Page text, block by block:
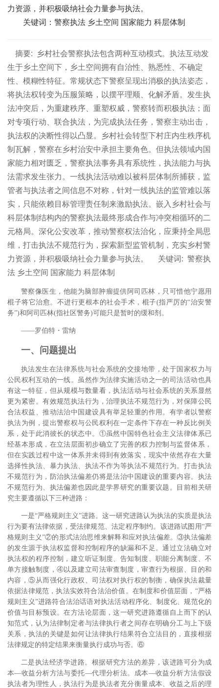
力资源，并积极吸纳社会力量参与执法。
关键词：警察执法 乡土空间 国家能力 科层体制
摘要:
乡村社会警察执法包含两种互动模式。执法互动发
生于乡土空间下，乡土空间拥有自治性、熟悉性、不确定
性、模糊性特征。常规状态下警察呈现出消极的执法姿态，
将执法权转变为压服策略，以摆平理顺、化解矛盾。发生执
法冲突后，为重建秩序、重塑权威，警察转而积极执法；面
对专项行动、联合执法，为完成执法任务，警察主动出击，
执法权的决断性得以凸显。乡村社会转型下村庄内生秩序机
制瓦解，警察在乡村治安中承担主要角色。但执法领域内国
家能力相对匮乏，警察执法事务具有系统性，执法能力与执
法需求发生张力。一线执法活动难以被科层体制所捕获，监
管者与执法者之间信息不对称，针对一线执法的监管难以落
实，只能依赖目标管理责任制来激励执法。嵌入乡村社会与
科层体制结构内的警察执法最终形成合作与冲突相循环的二
元格局。深化公安改革，推动警察权法治化，应秉持全局思
维，打击执法不规范行为，探索新型监管机制，充实乡村警
力资源，并积极吸纳社会力量参与执法。
关键词: 警察执
法 乡土空间 国家能力 科层体制
警察像医生，他能为脑部肿瘤提供阿司匹林，只可惜他宁愿用
棍子将它治愈。不进行更根本的社会手术，棍子(指严厉的“治安警
务”)和阿司匹林(指社区警务)可能只是暂时的缓和剂。
――罗伯特・雷纳
一、问题提出
执法发生在法律系统与社会系统的交接地带，处于国家权力与
公民权利互动的一线。虽然作为法律实施活动之一的司法活动也具
有这一特征，但从规模与数量看，执法活动与社会系统的关系显然
更为紧密。有效规范执法行为，治理执法不规范行为，对保障公民
合法权益、推动法治中国建设具有举足轻重的作用。有学者以警察
执法为例，提出警察权与公民权利在一定条件下存在一种反比例关
系，处于此消彼长的状态中。①虽然中国特色社会主义法律体系已
经基本形成，在立法层面初步确立了完善的权力控制与监督体系，
但在实践过程中这一体系并未得到有效落实，现实中依然存在大量
选择性执法、暴力执法、执法不作为等执法不规范行为。打击执法
不规范行为，防治执法偏差仍将是法治中国建设的重要内容。执法
不规范行为、执法偏差也因此是学界研究的重要议题。目前相关研
究主要遵循以下三种进路：
一是“严格规则主义”进路。这一研究进路认为执法的实质是执法
行为要有法律依据，受法律规范、法定程序制约。该进路试图用“严
格规则主义”②的形式法治思维来解释和应对执法偏差。③执法偏差
的发生源于执法权监督和控制程序的缺漏和不足。通过立法确立对
执法权的程序控制，建立听证制度、告知制度、职能分离制度、不
单方接触制度，④以及建立司法审查制度，审查行为根据、目的和
内容，⑤从而强化行政权、司法权对执行权的制衡，确保执法裁量
依据法律规范，执法实效符合法治价值。在制度和价值层面，“严格
规则主义”进路符合法治话语对执法活动程序化、制度化、规范化的
价值与目标预设。在方法论层面，这一研究进路遵循自上而下的认
知范式，认为法律制定者与法律执行者之间存在明确分工与上下级
关系，执法的关键是如何让法律执行结果符合立法目的，直接根据
法律规定的特定结果来衡量执行成功与否。⑥
二是执法经济学进路。根据研究方法的差异，该进路可分为成
本―收益分析方法与委托―代理分析法。成本―收益分析方法假设
执法者为理性人，执法行为是执法者充分衡量成本、收益之后的理